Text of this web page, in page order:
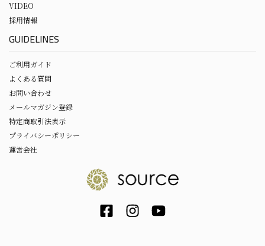
VIDEO
採用情報
GUIDELINES
ご利用ガイド
よくある質問
お問い合わせ
メールマガジン登録
特定商取引法表示
プライバシーポリシー
運営会社